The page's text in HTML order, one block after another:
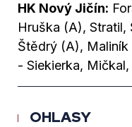
HK Nový Jičín:
Hruška (A), Stratil,
Štědrý (A), Maliník
- Siekierka,
OHLASY